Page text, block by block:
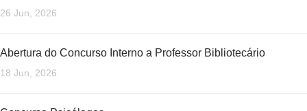
26 Jun, 2026
Abertura do Concurso Interno a Professor Bibliotecário
18 Jun, 2026